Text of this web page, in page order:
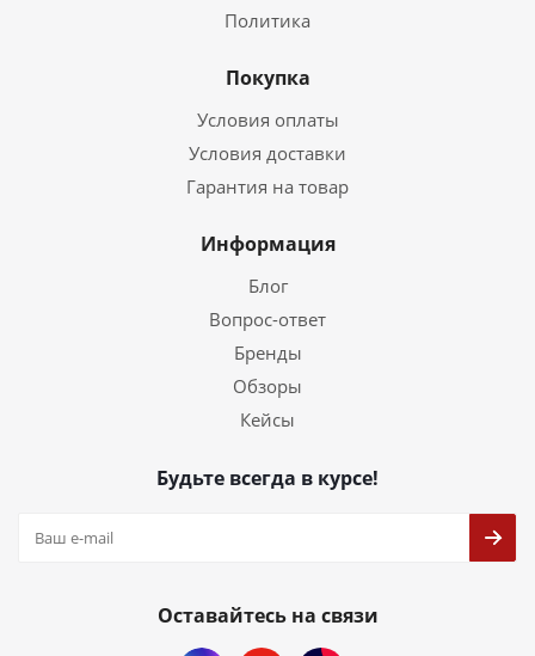
Политика
Покупка
Условия оплаты
Условия доставки
Гарантия на товар
Информация
Блог
Вопрос-ответ
Бренды
Обзоры
Кейсы
Будьте всегда в курсе!
Оставайтесь на связи